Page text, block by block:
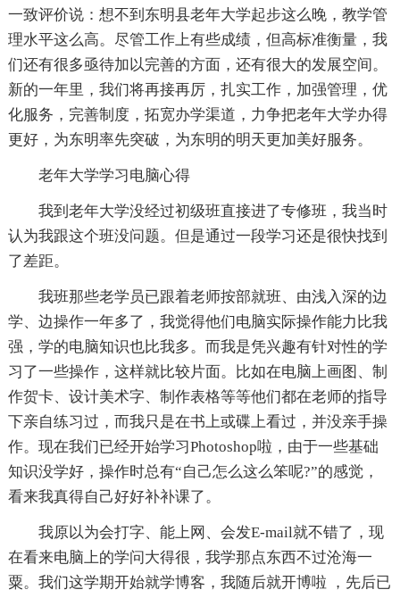
一致评价说：想不到东明县老年大学起步这么晚，教学管
理水平这么高。尽管工作上有些成绩，但高标准衡量，我
们还有很多亟待加以完善的方面，还有很大的发展空间。
新的一年里，我们将再接再厉，扎实工作，加强管理，优
化服务，完善制度，拓宽办学渠道，力争把老年大学办得
更好，为东明率先突破，为东明的明天更加美好服务。
老年大学学习电脑心得
我到老年大学没经过初级班直接进了专修班，我当时
认为我跟这个班没问题。但是通过一段学习还是很快找到
了差距。
我班那些老学员已跟着老师按部就班、由浅入深的边
学、边操作一年多了，我觉得他们电脑实际操作能力比我
强，学的电脑知识也比我多。而我是凭兴趣有针对性的学
习了一些操作，这样就比较片面。比如在电脑上画图、制
作贺卡、设计美术字、制作表格等等他们都在老师的指导
下亲自练习过，而我只是在书上或碟上看过，并没亲手操
作。现在我们已经开始学习Photoshop啦，由于一些基础
知识没学好，操作时总有“自己怎么这么笨呢?”的感觉，
看来我真得自己好好补补课了。
我原以为会打字、能上网、会发E-mail就不错了，现
在看来电脑上的学问大得很，我学那点东西不过沧海一
粟。我们这学期开始就学博客，我随后就开博啦 ，先后已